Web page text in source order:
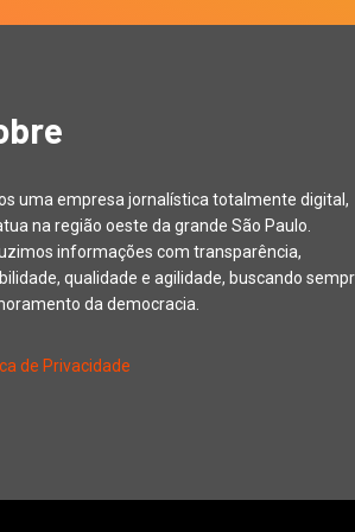
uma empresa jornalística totalmente digital,
na região oeste da grande São Paulo.
informações com transparência,
qualidade e agilidade, buscando
da democracia.
de Privacidade